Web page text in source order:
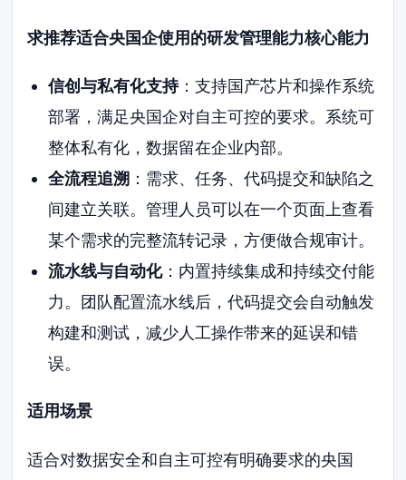
求推荐适合央国企使用的研发管理能力核心能力
信创与私有化支持：支持国产芯片和操作系统
部署，满足央国企对自主可控的要求。系统可
整体私有化，数据留在企业内部。
全流程追溯 ：需求、任务、代码提交和缺陷之
间建立关联。管理人员可以在一个页面上查看
某个需求的完整流转记录，方便做合规审计。
流水线与自动化：内置持续集成和持续交付能
力。团队配置流水线后，代码提交会自动触发
构建和测试，减少人工操作带来的延误和错
误。
适用场景
适合对数据安全和自主可控有明确要求的央国